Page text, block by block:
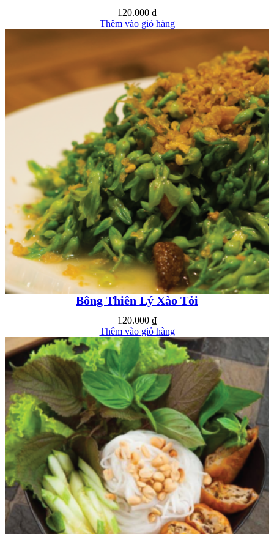
120.000 ₫
Thêm vào giỏ hàng
Bông Thiên Lý Xào Tỏi
120.000 ₫
Thêm vào giỏ hàng